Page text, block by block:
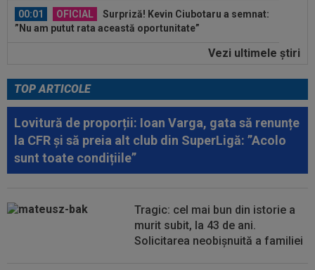
00:01 OFICIAL
Surpriză! Kevin Ciubotaru a semnat:
”Nu am putut rata această oportunitate”
Rușii îl provoacă pe David Popovici înaintea
00:46 VIDEO
Daniel Pancu a ”explodat”, după UTA -
00:41 EXCLUSIV
Atacant pentru FCSB! A făcut
anunțul ÎN DIRECT: ”Îi dau eu lui Gigi unul bun”
Radu Naum, reacția serii după ce
Marius Șumudică a început negocierile cu CFR...
Vezi ultimele ştiri
TOP ARTICOLE
Lovitură de proporții: Ioan Varga, gata să renunțe
la CFR și să preia alt club din SuperLigă: ”Acolo
sunt toate condițiile”
Tragic: cel mai bun din istorie a
murit subit, la 43 de ani.
Solicitarea neobișnuită a familiei